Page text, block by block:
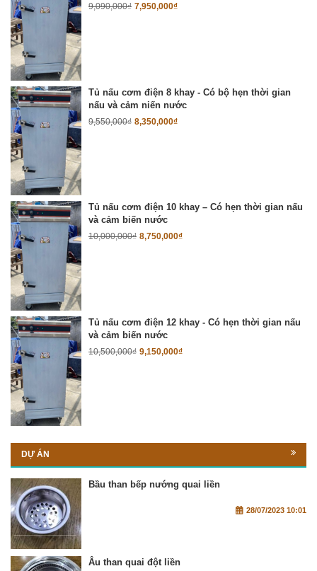
9,090,000₫ 7,950,000₫
Tủ nấu cơm điện 8 khay - Có bộ hẹn thời gian
nấu và cảm niến nước
9,550,000₫ 8,350,000₫
Tủ nấu cơm điện 10 khay – Có hẹn thời gian nấu
và cảm biến nước
10,000,000₫ 8,750,000₫
Tủ nấu cơm điện 12 khay - Có hẹn thời gian nấu
và cảm biến nước
10,500,000₫ 9,150,000₫
DỰ ÁN
Bầu than bếp nướng quai liền
28/07/2023 10:01
Âu than quai đột liền